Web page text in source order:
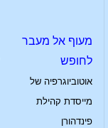
מעוף אל מעבר
לחופש
אוטוביוגרפיה של
מייסדת קהילת
פינדהורן